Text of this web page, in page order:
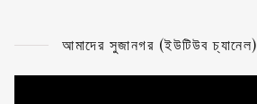
আমাদের সুজানগর (ইউটিউব চ্যানেল)